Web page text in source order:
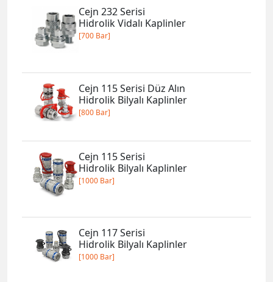
Cejn 232 Serisi
Hidrolik Vidalı Kaplinler
[700 Bar]
Cejn 115 Serisi Düz Alın
Hidrolik Bilyalı Kaplinler
[800 Bar]
Cejn 115 Serisi
Hidrolik Bilyalı Kaplinler
[1000 Bar]
Cejn 117 Serisi
Hidrolik Bilyalı Kaplinler
[1000 Bar]